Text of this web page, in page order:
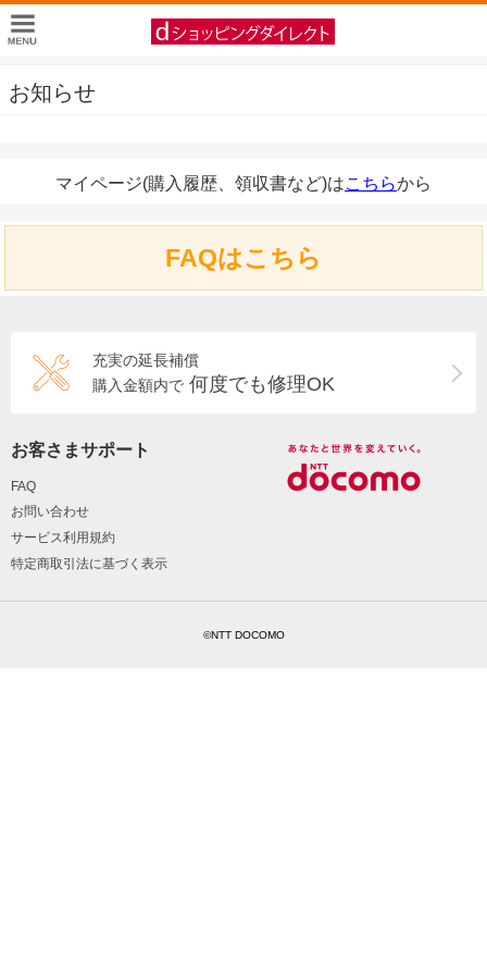
お知らせ
マイページ(購入履歴、領収書など)はこちらから
FAQはこちら
充実の延長補償
購入金額内で 何度でも修理OK
お客さまサポート
FAQ
お問い合わせ
サービス利用規約
特定商取引法に基づく表示
©NTT DOCOMO